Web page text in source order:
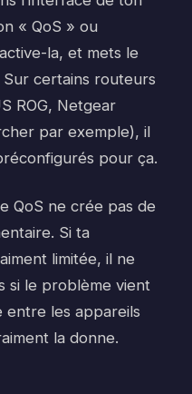
« QoS » ou
la, et mets le
certains routeurs
ROG, Netgear
par exemple), il
pour ça.
QoS ne crée pas de
Si ta
limitée, il ne
si le problème vient
entre les appareils
la donne.